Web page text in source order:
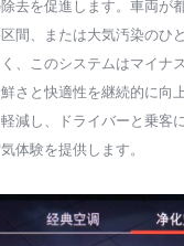
去を促進します。車両が
間、または大気汚染のひ
、このシステムはマイナ
さと快適性を継続的に向
減し、ドライバーと乗客
体験を提供します。